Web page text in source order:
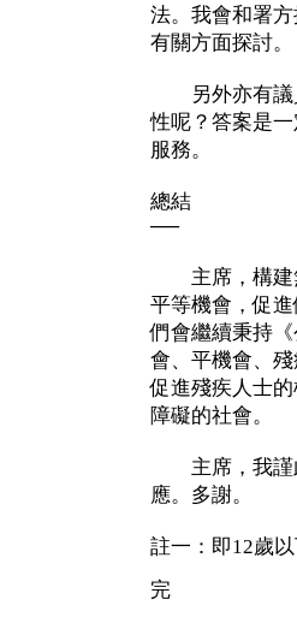
法。我會和署
有關方面探討。
另外亦有議
性呢？答案是
服務。
總結
──
主席，構建
平等機會，促
們會繼續秉持
會、平機會、
促進殘疾人士
障礙的社會。
主席，我謹
應。多謝。
註一：即12歲
完